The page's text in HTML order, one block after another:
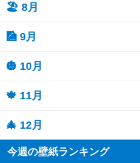
🏖 8月
🎑 9月
🎃 10月
🍁 11月
🎄 12月
今週の壁紙ランキング